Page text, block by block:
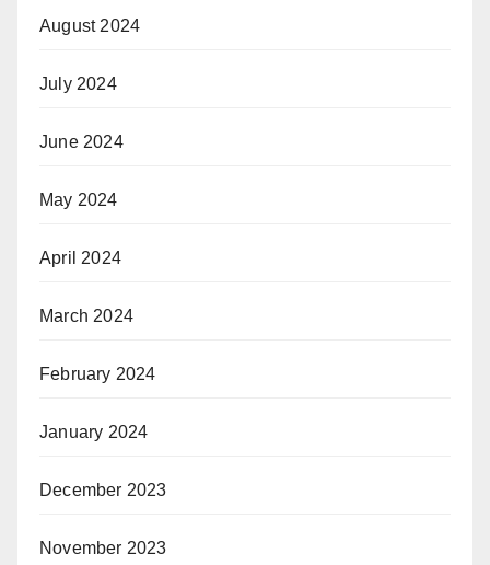
August 2024
July 2024
June 2024
May 2024
April 2024
March 2024
February 2024
January 2024
December 2023
November 2023